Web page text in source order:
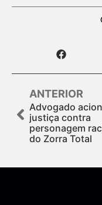
ANTERIOR
Advogado
justiça contra
personagem
do Zorra Total